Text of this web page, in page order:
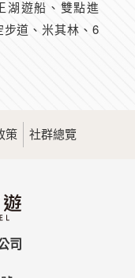
湖遊船、雙點進
道、米其林、6
策 社群總覽
司